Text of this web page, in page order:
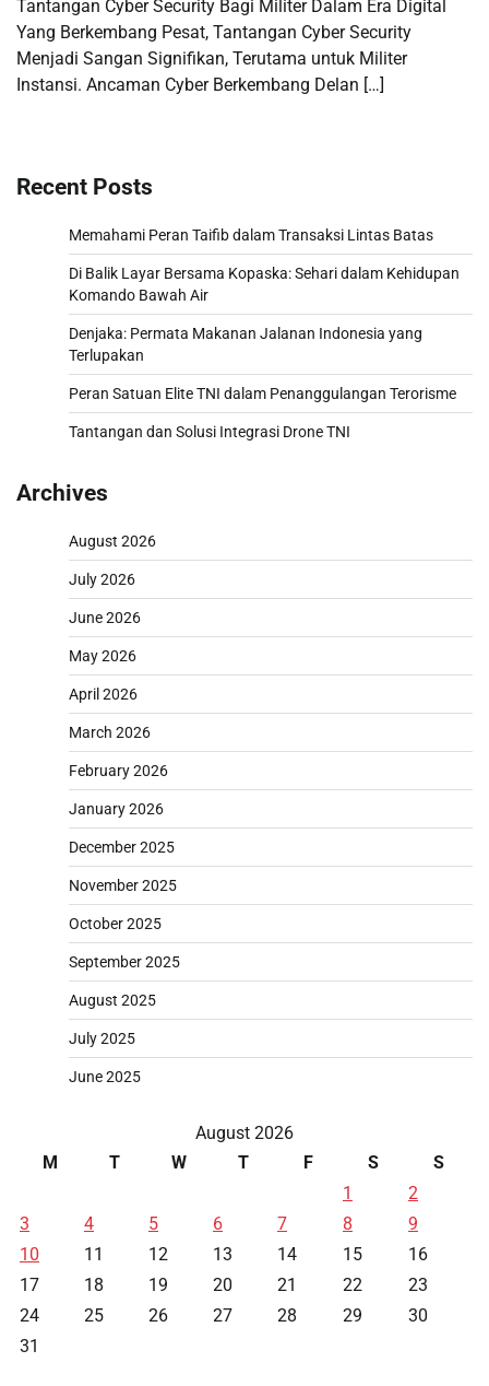
Tantangan Cyber ​​Security Bagi Militer Dalam Era Digital
Yang Berkembang Pesat, Tantangan Cyber ​​Security
Menjadi Sangan Signifikan, Terutama untuk Militer
Instansi. Ancaman Cyber ​​Berkembang Delan […]
Recent Posts
Memahami Peran Taifib dalam Transaksi Lintas Batas
Di Balik Layar Bersama Kopaska: Sehari dalam Kehidupan
Komando Bawah Air
Denjaka: Permata Makanan Jalanan Indonesia yang
Terlupakan
Peran Satuan Elite TNI dalam Penanggulangan Terorisme
Tantangan dan Solusi Integrasi Drone TNI
Archives
August 2026
July 2026
June 2026
May 2026
April 2026
March 2026
February 2026
January 2026
December 2025
November 2025
October 2025
September 2025
August 2025
July 2025
June 2025
August 2026
M
T W T F S
S
1
2
3
4 5 6 7 8
9
10
11 12 13 14 15
16
17
18 19 20 21 22
23
24
25 26 27 28 29
30
31